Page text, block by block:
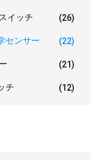
イッチ (26)
センサー (22)
(21)
チ (12)